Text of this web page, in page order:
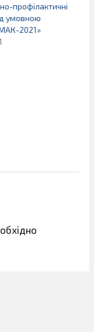
профілактичні
умовною
2021»